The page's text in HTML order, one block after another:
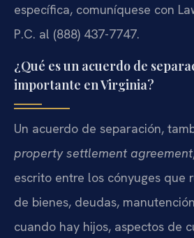
específica, comuníquese con
P.C. al (888) 437-7747.
¿Qué es un acuerdo de
importante en Virginia?
Un acuerdo de separación,
property settlement agreement
escrito entre los cónyuges que
de bienes, deudas,
cuando hay hijos, aspectos de